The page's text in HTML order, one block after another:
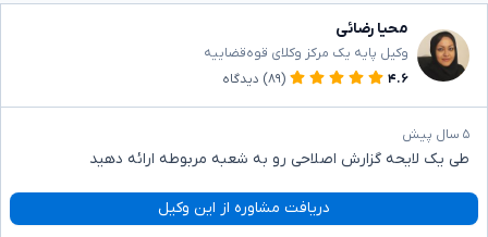
محیا رضائی
وکیل پایه یک مرکز وکلای قوه‌قضاییه
۴.۶
(۸۹) دیدگاه
۵ سال پیش
طی یک لایحه گزارش اصلاحی رو به شعبه مربوطه ارائه دهید
دریافت مشاوره از این وکیل